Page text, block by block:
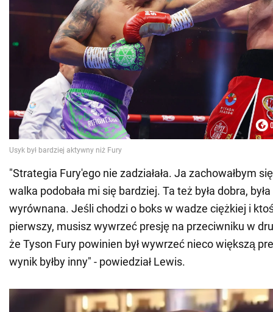
"Strategia Fury'ego nie zadziałała. Ja zachowałbym
walka podobała mi się bardziej. Ta też była dobra,
wyrównana. Jeśli chodzi o boks w wadze ciężkiej i
pierwszy, musisz wywrzeć presję na przeciwniku w
że Tyson Fury powinien był wywrzeć nieco większą
wynik byłby inny" - powiedział Lewis.